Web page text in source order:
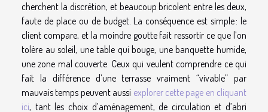
cherchent la discrétion, et beaucoup bricolent entre les deux,
faute de place ou de budget. La conséquence est simple : le
client compare, et la moindre goutte fait ressortir ce que l’on
tolère au soleil, une table qui bouge, une banquette humide,
une zone mal couverte. Ceux qui veulent comprendre ce qui
fait la différence d’une terrasse vraiment “vivable” par
mauvais temps peuvent aussi explorer cette page en cliquant
ici, tant les choix d’aménagement, de circulation et d’abri